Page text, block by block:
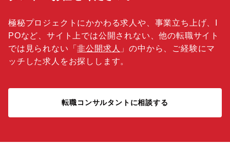
極秘プロジェクトにかかわる求人や、事業立ち上げ、I
POなど、サイト上では公開されない、他の転職サイト
では見られない「非公開求人 」の中から、ご経験にマ
ッチした求人をお探しします。
転職コンサルタントに相談する